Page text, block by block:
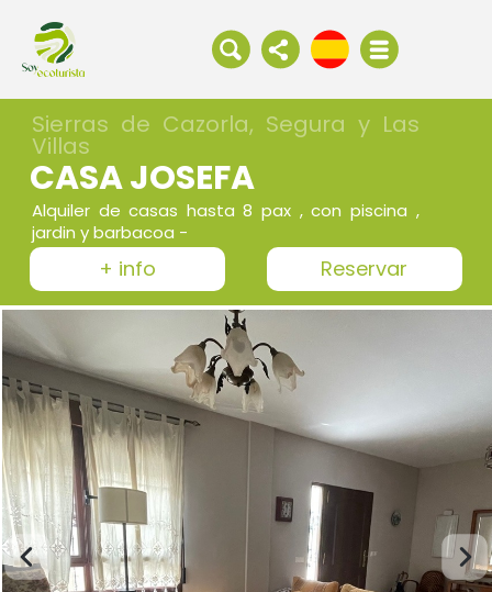
Sierras de Cazorla, Segura y Las
Villas
CASA JOSEFA
Alquiler de casas hasta 8 pax , con piscina ,
jardin y barbacoa -
+ info Reservar